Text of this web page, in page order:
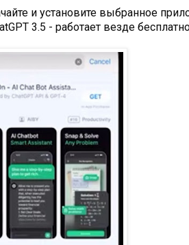
и установите выбранное
3.5 - работает везде